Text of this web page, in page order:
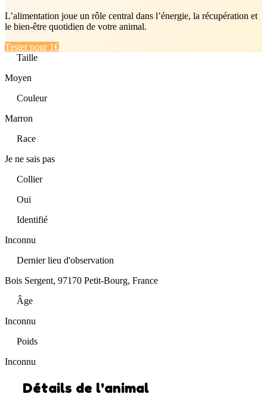
L’alimentation joue un rôle central dans l’énergie, la récupération et
le bien-être quotidien de votre animal.
Tester pour 1€
Taille
Moyen
Couleur
Marron
Race
Je ne sais pas
Collier
Oui
Identifié
Inconnu
Dernier lieu d'observation
Bois Sergent, 97170 Petit-Bourg, France
Âge
Inconnu
Poids
Inconnu
Détails de l'animal